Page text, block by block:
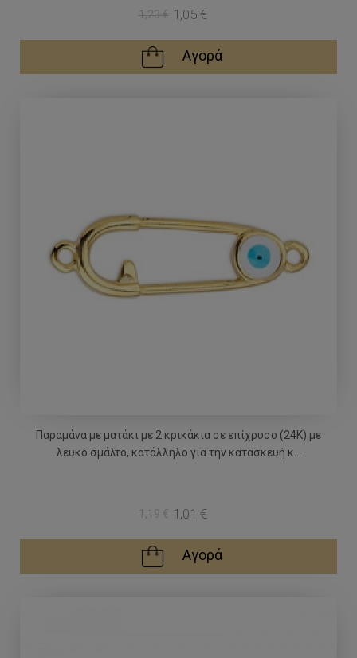
1,23 € 1,05 €
Αγορά
Παραμάνα με ματάκι με 2 κρικάκια σε επίχρυσο (24Κ) με
λευκό σμάλτο, κατάλληλο για την κατασκευή κ...
1,19 € 1,01 €
Αγορά